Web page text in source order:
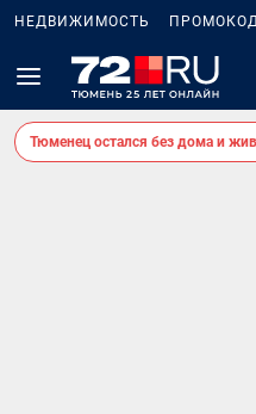
НЕДВИЖИМОСТЬ
Тюменец остался без дома и